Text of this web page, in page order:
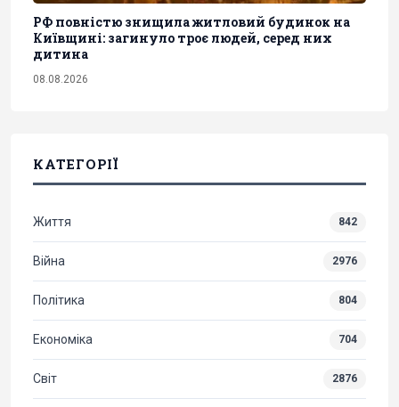
РФ повністю знищила житловий будинок на
Київщині: загинуло троє людей, серед них
дитина
08.08.2026
КАТЕГОРІЇ
Життя 842
Війна 2976
Політика 804
Економіка 704
Світ 2876